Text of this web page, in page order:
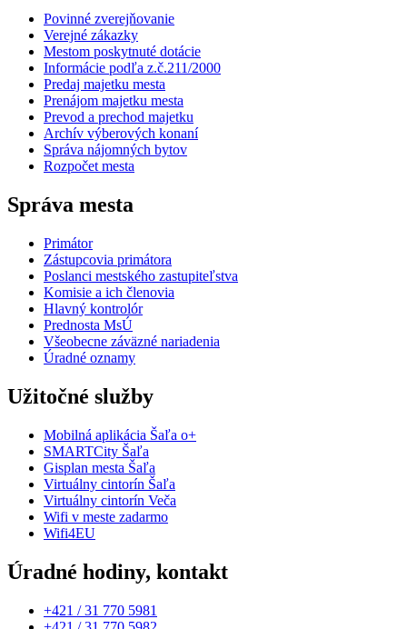
Povinné zverejňovanie
Verejné zákazky
Mestom poskytnuté dotácie
Informácie podľa z.č.211/2000
Predaj majetku mesta
Prenájom majetku mesta
Prevod a prechod majetku
Archív výberových konaní
Správa nájomných bytov
Rozpočet mesta
Správa mesta
Primátor
Zástupcovia primátora
Poslanci mestského zastupiteľstva
Komisie a ich členovia
Hlavný kontrolór
Prednosta MsÚ
Všeobecne záväzné nariadenia
Úradné oznamy
Užitočné služby
Mobilná aplikácia Šaľa o+
SMARTCity Šaľa
Gisplan mesta Šaľa
Virtuálny cintorín Šaľa
Virtuálny cintorín Veča
Wifi v meste zadarmo
Wifi4EU
Úradné hodiny, kontakt
+421 / 31 770 5981